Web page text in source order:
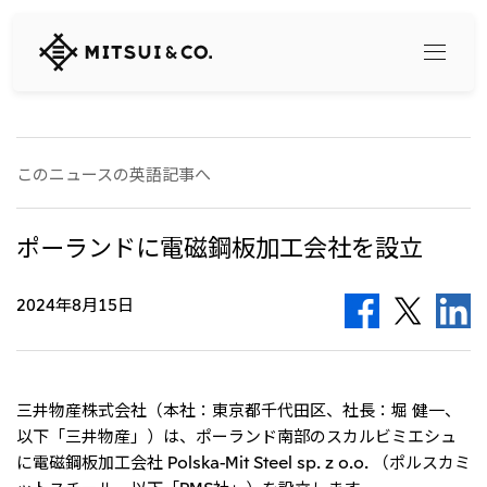
三
井
式
会
社
三井物産ブランド・プロジェクト
コンテンツ一覧
会社情報
三井物産について
三井物産の事業
会社概要
経営理念
リリース
トップ
このニュースの英語記事へ
ポーランドに電磁鋼板加工会社を設立
2024年8月15日
三井物産株式会社（本社：東京都千代田区、社長：堀 健一、
以下「三井物産」）は、ポーランド南部のスカルビミエシュ
に電磁鋼板加工会社 Polska-Mit Steel sp. z o.o. （ポルスカミ